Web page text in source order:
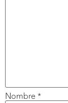
Nombre *